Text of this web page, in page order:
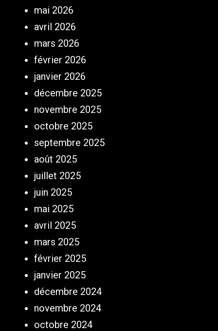
mai 2026
avril 2026
mars 2026
février 2026
janvier 2026
décembre 2025
novembre 2025
octobre 2025
septembre 2025
août 2025
juillet 2025
juin 2025
mai 2025
avril 2025
mars 2025
février 2025
janvier 2025
décembre 2024
novembre 2024
octobre 2024